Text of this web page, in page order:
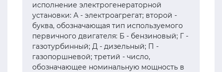
исполнение электрогенераторной
установки: А - электроагрегат; второй -
буква, обозначающая тип используемого
первичного двигателя: Б - бензиновый; Г -
газотурбинный; Д - дизельный; П -
газопоршневой; третий - число,
обозначающее номинальную мощность в